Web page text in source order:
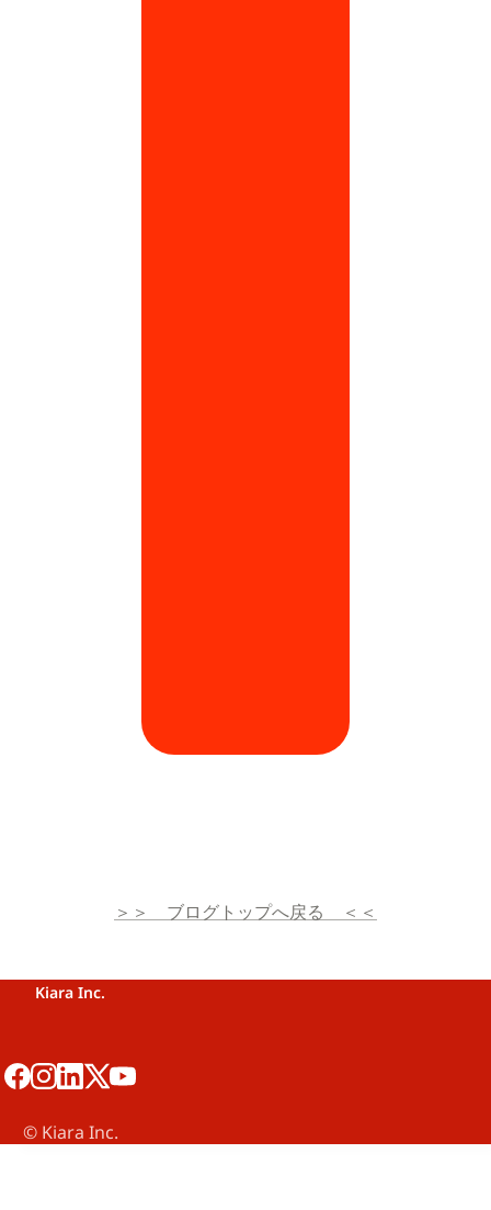
＞＞　ブログトップへ戻る　＜＜
Kiara Inc.
©️ Kiara Inc.